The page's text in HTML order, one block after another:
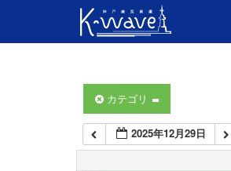
カテゴリ
2025年12月29日
06:00
07:00